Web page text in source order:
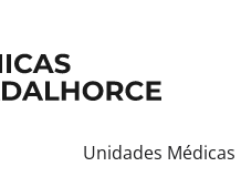
Unidades Médicas